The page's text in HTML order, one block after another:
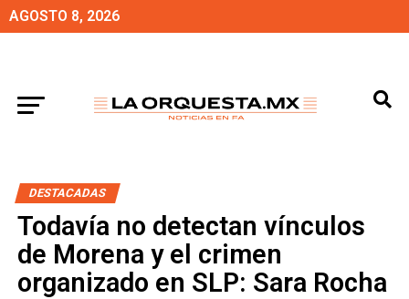
AGOSTO 8, 2026
DESTACADAS
Todavía no detectan vínculos
de Morena y el crimen
organizado en SLP: Sara Rocha